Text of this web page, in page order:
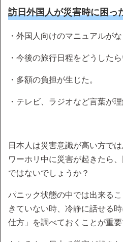
訪日外国人が災害時に困っ
・外国人向けのマニュアルが
・今後の旅行日程をどうした
・多額の負担が生じた。
・テレビ、ラジオなど言葉が
日本人は災害意識が高い方で
ワーホリ中に災害が起きたら
ではないでしょうか？
パニック状態の中では出来る
きていない時、冷静に話せる
仕方」を調べておくことが重要